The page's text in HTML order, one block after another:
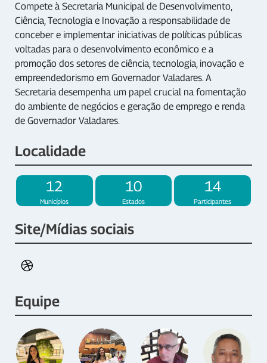
Compete à Secretaria Municipal de Desenvolvimento,
Ciência, Tecnologia e Inovação a responsabilidade de
conceber e implementar iniciativas de políticas públicas
voltadas para o desenvolvimento econômico e a
promoção dos setores de ciência, tecnologia, inovação e
empreendedorismo em Governador Valadares. A
Secretaria desempenha um papel crucial na fomentação
do ambiente de negócios e geração de emprego e renda
de Governador Valadares.
Localidade
12
Municípios
10
Estados
14
Participantes
Site/Mídias sociais
Equipe